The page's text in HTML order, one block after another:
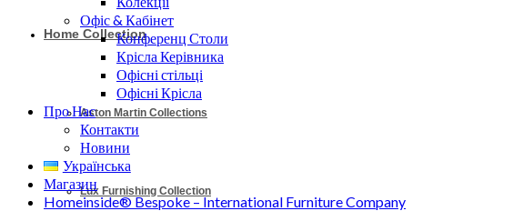
Home Collection
Aston Martin Collections
Lux Furnishing Collection
Офіс & Кабінет
Конференц Столи
Крісла Керівника
Офісні стільці
Офісні Крісла
Про Нас
Контакти
Новини
Українська
Магазин
Homeinside® Bespoke – International Furniture Company